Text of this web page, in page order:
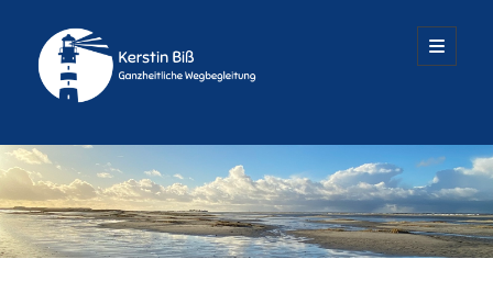
Räume
für
...
open
primary
Sidebar
Termine nach Vereinbarung
Dienstag – Freitag